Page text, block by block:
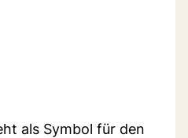
als Symbol für den